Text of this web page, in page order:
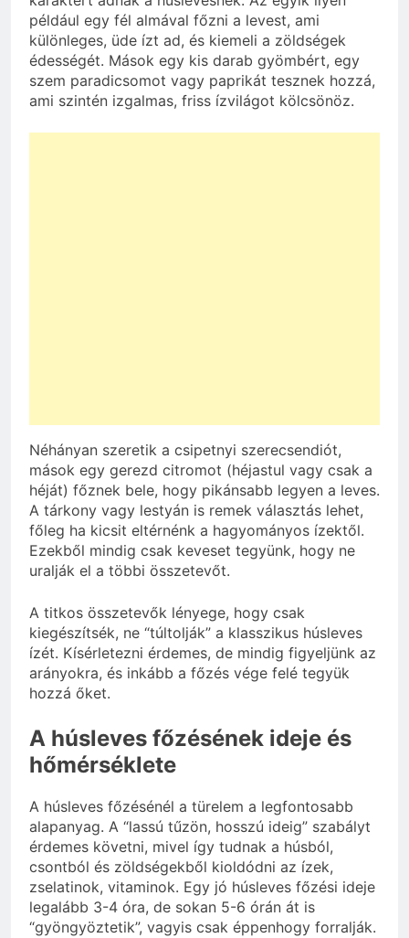
például egy fél almával főzni a levest, ami
különleges, üde ízt ad, és kiemeli a zöldségek
édességét. Mások egy kis darab gyömbért, egy
szem paradicsomot vagy paprikát tesznek hozzá,
ami szintén izgalmas, friss ízvilágot kölcsönöz.
Néhányan szeretik a csipetnyi szerecsendiót,
mások egy gerezd citromot (héjastul vagy csak a
héját) főznek bele, hogy pikánsabb legyen a leves.
A tárkony vagy lestyán is remek választás lehet,
főleg ha kicsit eltérnénk a hagyományos ízektől.
Ezekből mindig csak keveset tegyünk, hogy ne
uralják el a többi összetevőt.
A titkos összetevők lényege, hogy csak
kiegészítsék, ne “túltolják” a klasszikus húsleves
ízét. Kísérletezni érdemes, de mindig figyeljünk az
arányokra, és inkább a főzés vége felé tegyük
hozzá őket.
A húsleves főzésének ideje és
hőmérséklete
A húsleves főzésénél a türelem a legfontosabb
alapanyag. A “lassú tűzön, hosszú ideig” szabályt
érdemes követni, mivel így tudnak a húsból,
csontból és zöldségekből kioldódni az ízek,
zselatinok, vitaminok. Egy jó húsleves főzési ideje
legalább 3-4 óra, de sokan 5-6 órán át is
“gyöngyöztetik”, vagyis csak éppenhogy forralják.